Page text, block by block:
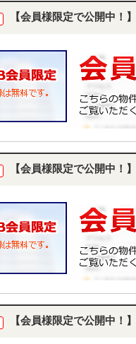
【会員様限定で公開中！】
【会員様限定で公開中！】
【会員様限定で公開中！】